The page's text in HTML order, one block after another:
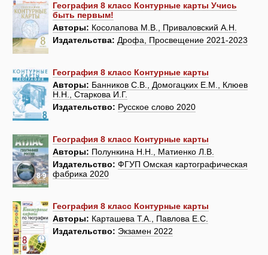
География 8 класс Контурные карты Учись
быть первым!
Авторы: Косолапова М.В., Приваловский А.Н.
Издательства: Дрофа, Просвещение 2021-2023
География 8 класс Контурные карты
Авторы: Банников С.В., Домогацких Е.М., Клюев
Н.Н., Старкова И.Г.
Издательство: Русское слово 2020
География 8 класс Контурные карты
Авторы: Полункина Н.Н., Матиенко Л.В.
Издательство: ФГУП Омская картографическая
фабрика 2020
География 8 класс Контурные карты
Авторы: Карташева Т.А., Павлова Е.С.
Издательство: Экзамен 2022